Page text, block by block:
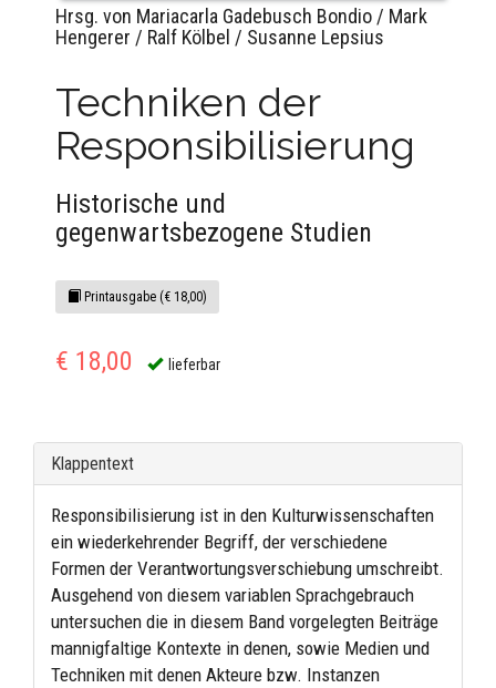
Hrsg. von Mariacarla Gadebusch Bondio / Mark
Hengerer / Ralf Kölbel / Susanne Lepsius
Techniken der
Responsibilisierung
Historische und
gegenwartsbezogene Studien
Printausgabe (€ 18,00)
€ 18,00 lieferbar
Klappentext
Responsibilisierung ist in den Kulturwissenschaften
ein wiederkehrender Begriff, der verschiedene
Formen der Verantwortungsverschiebung umschreibt.
Ausgehend von diesem variablen Sprachgebrauch
untersuchen die in diesem Band vorgelegten Beiträge
mannigfaltige Kontexte in denen, sowie Medien und
Techniken mit denen Akteure bzw. Instanzen